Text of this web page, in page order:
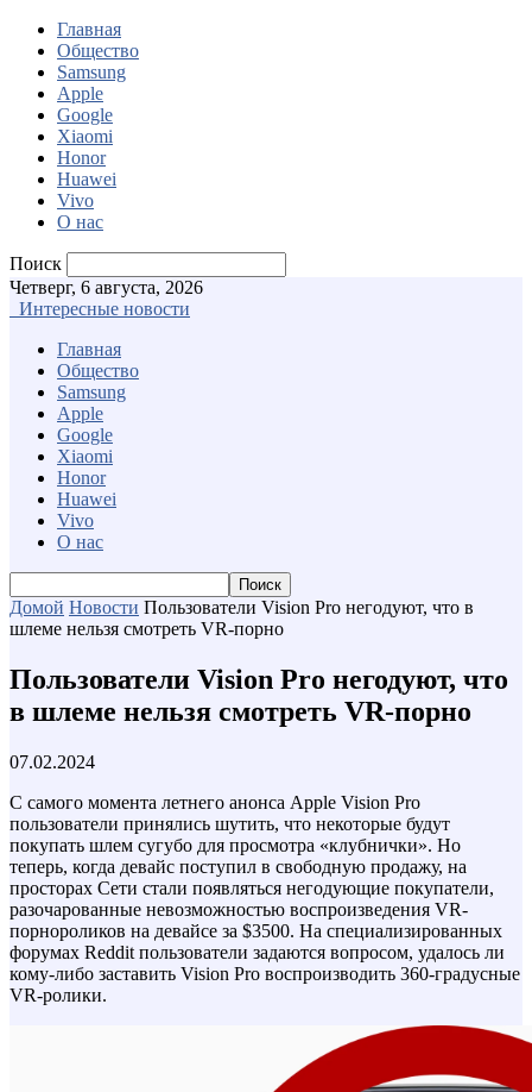
Главная
Общество
Samsung
Apple
Google
Xiaomi
Honor
Huawei
Vivo
О нас
Поиск
Четверг, 6 августа, 2026
Интересные новости
Главная
Общество
Samsung
Apple
Google
Xiaomi
Honor
Huawei
Vivo
О нас
Домой Новости Пользователи Vision Pro негодуют, что в
шлеме нельзя смотреть VR-порно
Пользователи Vision Pro негодуют, что
в шлеме нельзя смотреть VR-порно
07.02.2024
С самого момента летнего анонса Apple Vision Pro
пользователи принялись шутить, что некоторые будут
покупать шлем сугубо для просмотра «клубнички». Но
теперь, когда девайс поступил в свободную продажу, на
просторах Сети стали появляться негодующие покупатели,
разочарованные невозможностью воспроизведения VR-
порнороликов на девайсе за $3500. На специализированных
форумах Reddit пользователи задаются вопросом, удалось ли
кому-либо заставить Vision Pro воспроизводить 360-градусные
VR-ролики.